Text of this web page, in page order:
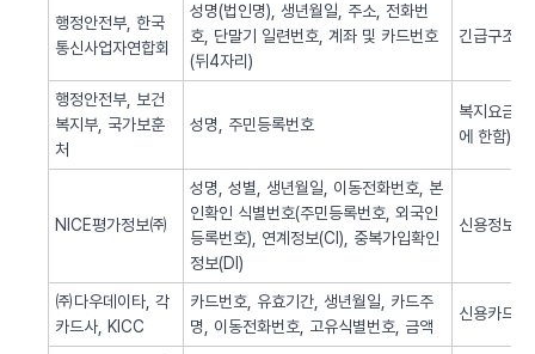
행정안전부, 한국
통신사업자연합회
성명(법인명), 생년월일, 주소, 전화번
호, 단말기 일련번호, 계좌 및 카드번호
(뒤4자리)
긴급구조(
행정안전부, 보건
복지부, 국가보훈
처
성명, 주민등록번호
복지요금
에 한함)
NICE평가정보㈜
성명, 성별, 생년월일, 이동전화번호, 본
인확인 식별번호(주민등록번호, 외국인
등록번호), 연계정보(CI), 중복가입확인
정보(DI)
신용정보
㈜다우데이타, 각
카드사, KICC
카드번호, 유효기간, 생년월일, 카드주
명, 이동전화번호, 고유식별번호, 금액
신용카드